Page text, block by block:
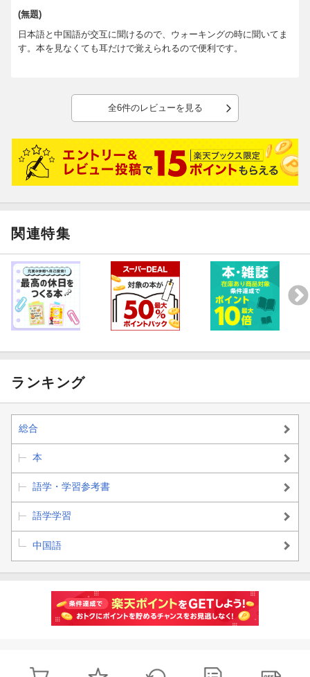
(無題)
日本語と中国語が交互に聞けるので、ウォーキングの時に聞いてま
す。本を見なくても耳だけで覚えられるので便利です。
全6件のレビューを見る
関連特集
ランキング
総合
本
語学・学習参考書
語学学習
中国語